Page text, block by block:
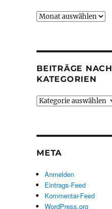
Beiträge
BEITRÄGE NACH
KATEGORIEN
Beiträge
META
Anmelden
Eintrags-Feed
Kommentar-Feed
WordPress.org